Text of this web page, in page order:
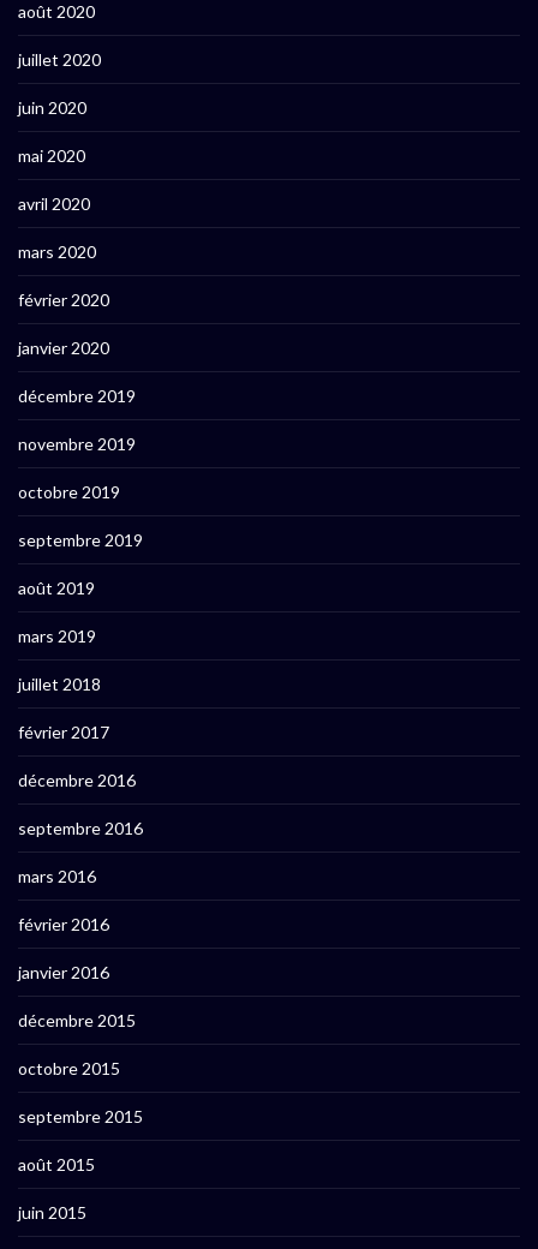
août 2020
juillet 2020
juin 2020
mai 2020
avril 2020
mars 2020
février 2020
janvier 2020
décembre 2019
novembre 2019
octobre 2019
septembre 2019
août 2019
mars 2019
juillet 2018
février 2017
décembre 2016
septembre 2016
mars 2016
février 2016
janvier 2016
décembre 2015
octobre 2015
septembre 2015
août 2015
juin 2015